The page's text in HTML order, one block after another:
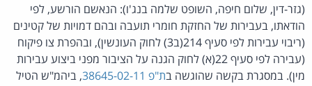
(גזר-דין, שלום חיפה, השופט שלמה בנג'ו): הנאשם הורשע, לפי
הודאתו, בעבירות של החזקת חומרי תועבה ובהם דמויות של קטינים
(ריבוי עבירות לפי סעיף 214(ב3) לחוק העונשין), ובהפרת צו פיקוח
(עבירה לפי סעיף 22(א) לחוק הגנה על הציבור מפני ביצוע עבירות
מין). במסגרת בקשה שהוגשה בת"פ 38645-02-11
, ביהמ"ש הטיל